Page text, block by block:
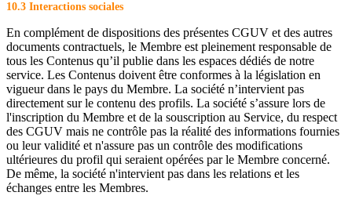
10.3 Interactions sociales
En complément de dispositions des présentes CGUV et des autres
documents contractuels, le Membre est pleinement responsable de
tous les Contenus qu’il publie dans les espaces dédiés de notre
service. Les Contenus doivent être conformes à la législation en
vigueur dans le pays du Membre. La société n’intervient pas
directement sur le contenu des profils. La société s’assure lors de
l'inscription du Membre et de la souscription au Service, du respect
des CGUV mais ne contrôle pas la réalité des informations fournies
ou leur validité et n'assure pas un contrôle des modifications
ultérieures du profil qui seraient opérées par le Membre concerné.
De même, la société n'intervient pas dans les relations et les
échanges entre les Membres.